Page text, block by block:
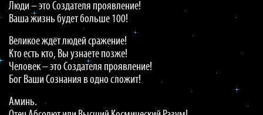
Люди – это Создателя проявление!
Ваша жизнь будет больше 100!
Великое ждёт людей сражение!
Кто есть кто, Вы узнаете позже!
Человек – это Создателя проявление!
Бог Ваши Сознания в одно сложит!
Аминь.